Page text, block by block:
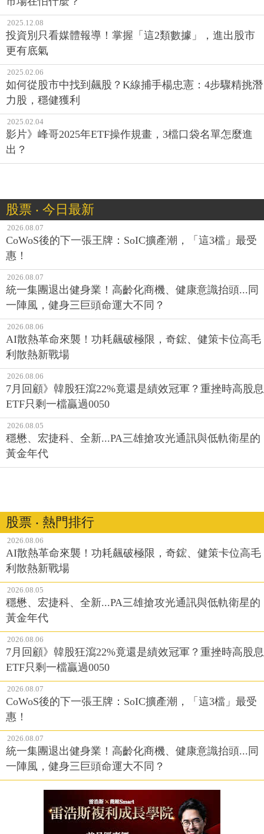
2025.12.08
投資別只看媒體報導！掌握「這2類數據」，進出股市
更有底氣
2025.02.06
如何從股市中找到飆股？K線捕手楊忠憲：4步驟精挑潛
力股，穩健獲利
2025.02.04
影片》峰哥2025年ETF操作規畫，3檔口袋名單怎麼進
出？
股票 ‧ 今日最新
2026.08.07
CoWoS後的下一張王牌：SoIC擴產潮，「這3檔」最受
惠！
2026.08.07
統一集團退出健身業！高齡化商機、健康意識抬頭...同
一陣風，健身三巨頭命運大不同？
2026.08.06
AI散熱革命來襲！功耗飆破極限，奇鋐、健策卡位高毛
利散熱新戰場
2026.08.06
7月回顧》韓股狂瀉22%竟還是績效冠軍？重挫時高股息
ETF只剩一檔贏過0050
2026.08.05
穩懋、宏捷科、全新...PA三雄搶攻光通訊與低軌衛星的
黃金年代
股票 ‧ 熱門排行
2026.08.06
AI散熱革命來襲！功耗飆破極限，奇鋐、健策卡位高毛
利散熱新戰場
2026.08.05
穩懋、宏捷科、全新...PA三雄搶攻光通訊與低軌衛星的
黃金年代
2026.08.06
7月回顧》韓股狂瀉22%竟還是績效冠軍？重挫時高股息
ETF只剩一檔贏過0050
2026.08.07
CoWoS後的下一張王牌：SoIC擴產潮，「這3檔」最受
惠！
2026.08.07
統一集團退出健身業！高齡化商機、健康意識抬頭...同
一陣風，健身三巨頭命運大不同？